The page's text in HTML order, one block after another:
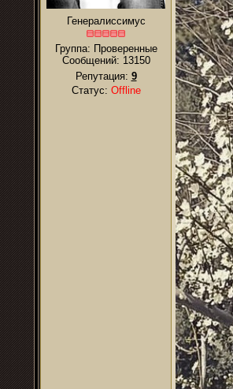
Генералиссимус
Группа: Проверенные
Сообщений: 13150
Репутация: 9
Статус: Offline